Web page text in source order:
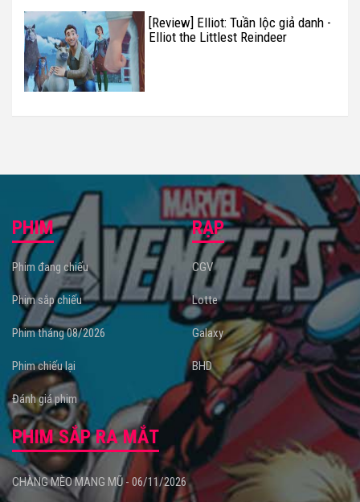
[Review] Elliot: Tuần lộc giả danh -
Elliot the Littlest Reindeer
PHIM
Phim đang chiếu
Phim sắp chiếu
Phim tháng 08/2026
Phim chiếu lại
Đánh giá phim
RẠP
CGV
Lotte
Galaxy
BHD
PHIM SẮP RA MẮT
CHÀNG MÈO MANG MŨ - 06/11/2026